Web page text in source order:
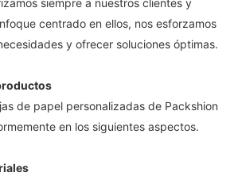
siempre a nuestros clientes y
centrado en ellos, nos esforzamos
y ofrecer soluciones óptimas.
de papel personalizadas de Packshion
en los siguientes aspectos.